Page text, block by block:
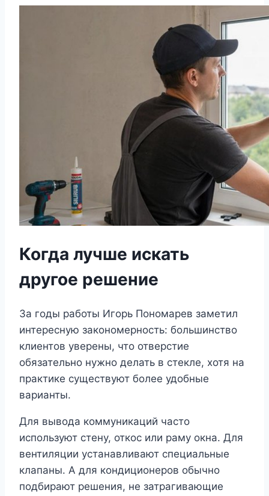
Когда лучше искать
другое решение
За годы работы Игорь Пономарев заметил
интересную закономерность: большинство
клиентов уверены, что отверстие
обязательно нужно делать в стекле, хотя на
практике существуют более удобные
варианты.
Для вывода коммуникаций часто
используют стену, откос или раму окна. Для
вентиляции устанавливают специальные
клапаны. А для кондиционеров обычно
подбирают решения, не затрагивающие